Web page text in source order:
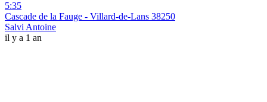
5:35
Cascade de la Fauge - Villard-de-Lans 38250
Salvi Antoine
il y a 1 an